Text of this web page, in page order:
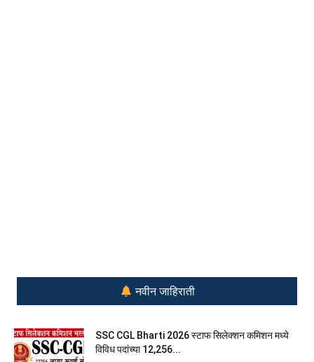
नवीन जाहिराती
SSC CGL Bharti 2026 स्टाफ सिलेक्शन कमिशन मध्ये
विविध पदांच्या 12,256...